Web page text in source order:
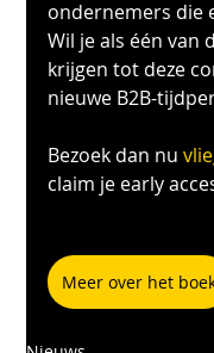
ondernemers die
Wil je als één van
krijgen tot deze
nieuwe B2B-
Bezoek dan nu
claim je early
Meer over het